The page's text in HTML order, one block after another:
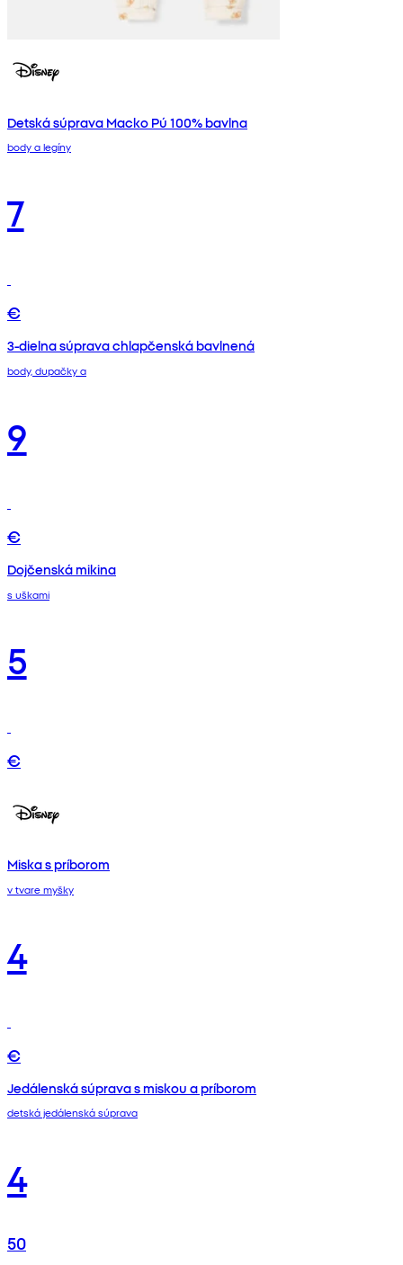
Detská súprava Macko Pú 100% bavlna
body a legíny
7
€
3-dielna súprava chlapčenská bavlnená
body, dupačky a
9
€
Dojčenská mikina
s uškami
5
€
Miska s príborom
v tvare myšky
4
€
Jedálenská súprava s miskou a príborom
detská jedálenská súprava
4
50